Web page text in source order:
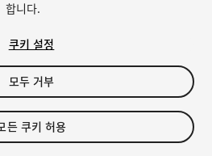
다.
합니다.
쿠키 설정
모두 거부
든 쿠키 허용